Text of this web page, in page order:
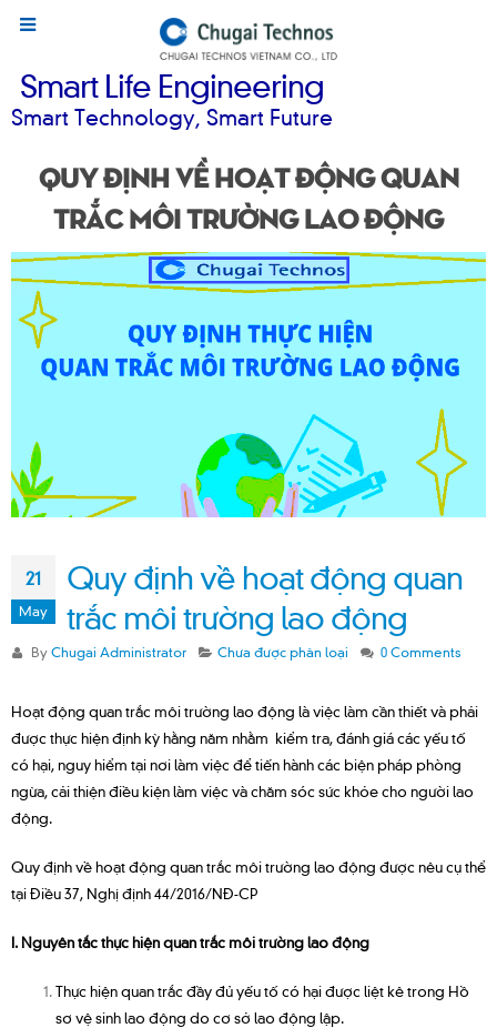
Smart Life Engineering
Smart Technology, Smart Future
Quy định về hoạt động quan
trắc môi trường lao động
21
May
Quy định về hoạt động quan
trắc môi trường lao động
ByChugai Administrator Chưa được phân loại 0 Comments
Hoạt động quan trắc môi trường lao động là việc làm cần thiết và phải
được thực hiện định kỳ hằng năm nhằm kiểm tra, đánh giá các yếu tố
có hại, nguy hiểm tại nơi làm việc để tiến hành các biện pháp phòng
ngừa, cải thiện điều kiện làm việc và chăm sóc sức khỏe cho người lao
động.
Quy định về hoạt động quan trắc môi trường lao động được nêu cụ thể
tại Điều 37, Nghị định 44/2016/NĐ-CP
I. Nguyên tắc thực hiện quan trắc môi trường lao động
Thực hiện quan trắc đầy đủ yếu tố có hại được liệt kê trong Hồ
sơ vệ sinh lao động do cơ sở lao động lập.